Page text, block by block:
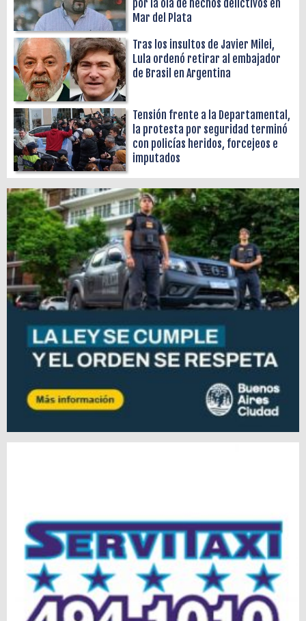
por la ola de hechos delictivos en
Mar del Plata
Tras los insultos de Javier Milei,
Lula ordenó retirar al embajador
de Brasil en Argentina
Tensión frente a la Departamental,
la protesta por seguridad terminó
con policías heridos, forcejeos e
imputados